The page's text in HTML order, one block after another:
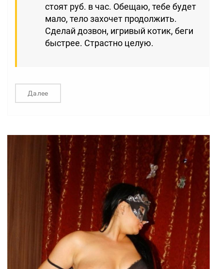
стоят руб. в час. Обещаю, тебе будет
мало, тело захочет продолжить.
Сделай дозвон, игривый котик, беги
быстрее. Страстно целую.
Далее